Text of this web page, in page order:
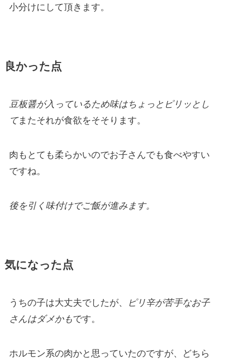
小分けにして頂きます。
良かった点
豆板醤が入っているため味はちょっとピリッとし
てまたそれが食欲をそそります。
肉もとても柔らかいのでお子さんでも食べやすい
ですね。
後を引く味付けでご飯が進みます。
気になった点
うちの子は大丈夫でしたが、
ピリ辛が苦手なお子
さんはダメかもです。
ホルモン系の肉かと思っていたのですが、どちら